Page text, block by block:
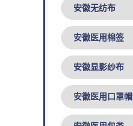
安徽无纺布
安徽医用棉签
安徽显影纱布
安徽医用口罩帽